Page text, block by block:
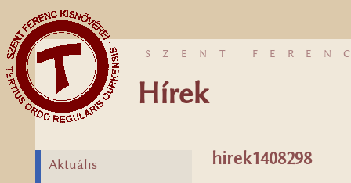
SZENT
Hírek
Aktuális
hirek1408298